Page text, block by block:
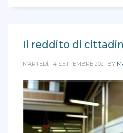
Il reddito di
MARTEDÌ, 14 SETTEMBRE 2021 BY